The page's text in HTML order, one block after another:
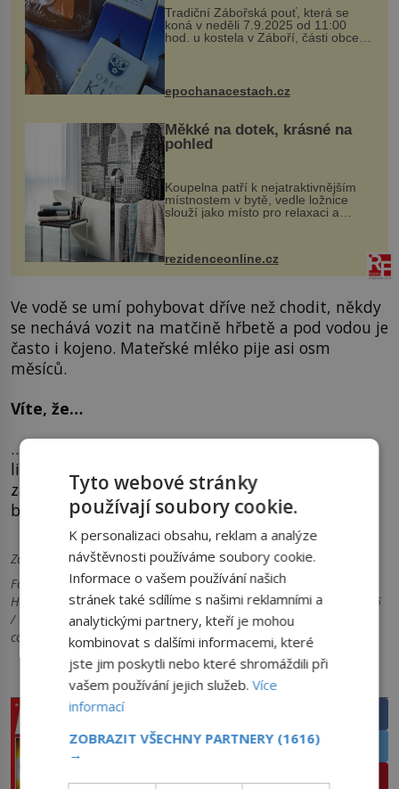
Tradiční Zábořská pouť, která se
koná v neděli 7.9.2025 od 11:00
hod. u kostela v Záboří, části obce
Kly u Mělníka. V programu naleznete
komentovanou prohlídku kostela,
epochanacestach.cz
Měkké na dotek, krásné na
pohled
Koupelna patří k nejatraktivnějším
místnostem v bytě, vedle ložnice
slouží jako místo pro relaxaci a
odpočinek. Koupelnový textil –
ručníky, osušky a koberečky –
proutku...
rezidenceonline.cz
Ve vodě se umí pohybovat dříve než chodit, někdy
se nechává vozit na matčině hřbetě a pod vodou je
často i kojeno. Mateřské mléko pije asi osm
měsíců.
Víte, že…
… existuje i druh hrochů známý jako hrošík
liberijský? Žije v tropických pralesích a bažinách
západní Afriky a je zhruba desetkrát menší než
běžný hroch.
Zdroje informací:Wikipedia, BBC, LiveScience
Foto: 1) William Warby / commons.wikimedia.org / CC BY 2.0 2)
Hermanno12 / commons.wikimedia.org / CC BY-SA 4.0 3) adbh266
/ commons.wikimedia.org / CC BY-SA 4.0 4) Paul Maritz /
commons.wikimedia.org / CC BY-SA 3.0
PRÁVĚ V PRODEJI SDÍLEJTE ČLÁNEK
Twitter
Pinterest
Tyto webové stránky
používají soubory cookie.
K personalizaci obsahu, reklam a analýze
návštěvnosti používáme soubory cookie.
Informace o vašem používání našich
stránek také sdílíme s našimi reklamními a
analytickými partnery, kteří je mohou
kombinovat s dalšími informacemi, které
jste jim poskytli nebo které shromáždili při
vašem používání jejich služeb.Více
informací
ZOBRAZIT VŠECHNY PARTNERY (1616)
→